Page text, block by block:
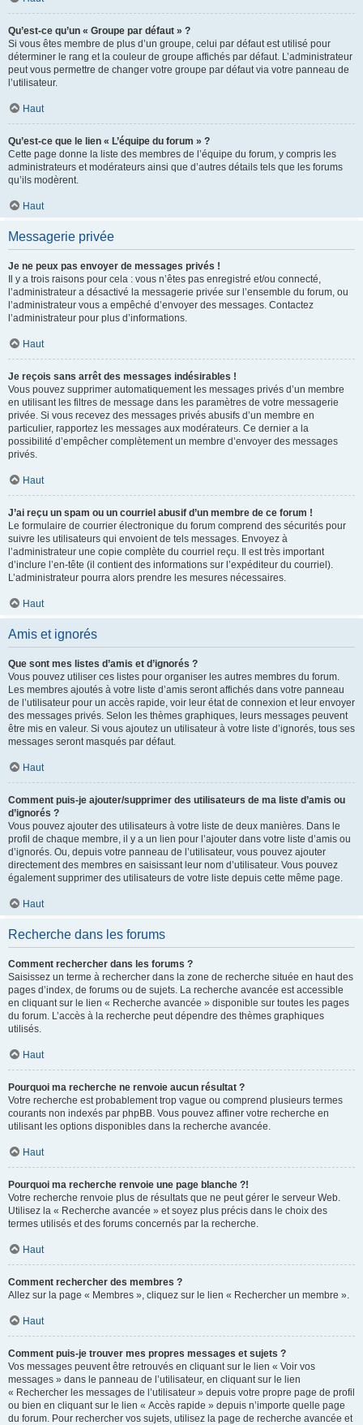
Qu’est-ce qu’un « Groupe par défaut » ?
Si vous êtes membre de plus d’un groupe, celui par défaut est utilisé pour
déterminer le rang et la couleur de groupe affichés par défaut. L’administrateur
peut vous permettre de changer votre groupe par défaut via votre panneau de
l’utilisateur.
Haut
Qu’est-ce que le lien « L’équipe du forum » ?
Cette page donne la liste des membres de l’équipe du forum, y compris les
administrateurs et modérateurs ainsi que d’autres détails tels que les forums
qu’ils modèrent.
Haut
Messagerie privée
Je ne peux pas envoyer de messages privés !
Il y a trois raisons pour cela : vous n’êtes pas enregistré et/ou connecté,
l’administrateur a désactivé la messagerie privée sur l’ensemble du forum, ou
l’administrateur vous a empêché d’envoyer des messages. Contactez
l’administrateur pour plus d’informations.
Haut
Je reçois sans arrêt des messages indésirables !
Vous pouvez supprimer automatiquement les messages privés d’un membre
en utilisant les filtres de message dans les paramètres de votre messagerie
privée. Si vous recevez des messages privés abusifs d’un membre en
particulier, rapportez les messages aux modérateurs. Ce dernier a la
possibilité d’empêcher complètement un membre d’envoyer des messages
privés.
Haut
J’ai reçu un spam ou un courriel abusif d’un membre de ce forum !
Le formulaire de courrier électronique du forum comprend des sécurités pour
suivre les utilisateurs qui envoient de tels messages. Envoyez à
l’administrateur une copie complète du courriel reçu. Il est très important
d’inclure l’en-tête (il contient des informations sur l’expéditeur du courriel).
L’administrateur pourra alors prendre les mesures nécessaires.
Haut
Amis et ignorés
Que sont mes listes d’amis et d’ignorés ?
Vous pouvez utiliser ces listes pour organiser les autres membres du forum.
Les membres ajoutés à votre liste d’amis seront affichés dans votre panneau
de l’utilisateur pour un accès rapide, voir leur état de connexion et leur envoyer
des messages privés. Selon les thèmes graphiques, leurs messages peuvent
être mis en valeur. Si vous ajoutez un utilisateur à votre liste d’ignorés, tous ses
messages seront masqués par défaut.
Haut
Comment puis-je ajouter/supprimer des utilisateurs de ma liste d’amis ou
d’ignorés ?
Vous pouvez ajouter des utilisateurs à votre liste de deux manières. Dans le
profil de chaque membre, il y a un lien pour l’ajouter dans votre liste d’amis ou
d’ignorés. Ou, depuis votre panneau de l’utilisateur, vous pouvez ajouter
directement des membres en saisissant leur nom d’utilisateur. Vous pouvez
également supprimer des utilisateurs de votre liste depuis cette même page.
Haut
Recherche dans les forums
Comment rechercher dans les forums ?
Saisissez un terme à rechercher dans la zone de recherche située en haut des
pages d’index, de forums ou de sujets. La recherche avancée est accessible
en cliquant sur le lien « Recherche avancée » disponible sur toutes les pages
du forum. L’accès à la recherche peut dépendre des thèmes graphiques
utilisés.
Haut
Pourquoi ma recherche ne renvoie aucun résultat ?
Votre recherche est probablement trop vague ou comprend plusieurs termes
courants non indexés par phpBB. Vous pouvez affiner votre recherche en
utilisant les options disponibles dans la recherche avancée.
Haut
Pourquoi ma recherche renvoie une page blanche ?!
Votre recherche renvoie plus de résultats que ne peut gérer le serveur Web.
Utilisez la « Recherche avancée » et soyez plus précis dans le choix des
termes utilisés et des forums concernés par la recherche.
Haut
Comment rechercher des membres ?
Allez sur la page « Membres », cliquez sur le lien « Rechercher un membre ».
Haut
Comment puis-je trouver mes propres messages et sujets ?
Vos messages peuvent être retrouvés en cliquant sur le lien « Voir vos
messages » dans le panneau de l’utilisateur, en cliquant sur le lien
« Rechercher les messages de l’utilisateur » depuis votre propre page de profil
ou bien en cliquant sur le lien « Accès rapide » depuis n’importe quelle page
du forum. Pour rechercher vos sujets, utilisez la page de recherche avancée et